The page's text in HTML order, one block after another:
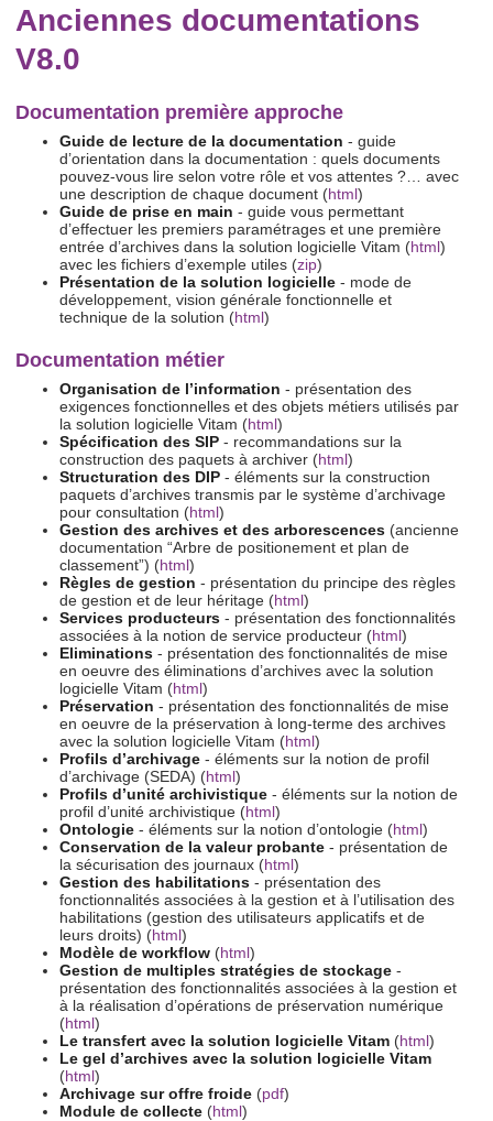
Anciennes documentations
V8.0
Documentation première approche
Guide de lecture de la documentation - guide
d’orientation dans la documentation : quels documents
pouvez-vous lire selon votre rôle et vos attentes ?… avec
une description de chaque document (html)
Guide de prise en main - guide vous permettant
d’effectuer les premiers paramétrages et une première
entrée d’archives dans la solution logicielle Vitam (html)
avec les fichiers d’exemple utiles (zip)
Présentation de la solution logicielle - mode de
développement, vision générale fonctionnelle et
technique de la solution (html)
Documentation métier
Organisation de l’information - présentation des
exigences fonctionnelles et des objets métiers utilisés par
la solution logicielle Vitam (html)
Spécification des SIP - recommandations sur la
construction des paquets à archiver (html)
Structuration des DIP - éléments sur la construction
paquets d’archives transmis par le système d’archivage
pour consultation (html)
Gestion des archives et des arborescences (ancienne
documentation “Arbre de positionement et plan de
classement”) (html)
Règles de gestion - présentation du principe des règles
de gestion et de leur héritage (html)
Services producteurs - présentation des fonctionnalités
associées à la notion de service producteur (html)
Eliminations - présentation des fonctionnalités de mise
en oeuvre des éliminations d’archives avec la solution
logicielle Vitam (html)
Préservation - présentation des fonctionnalités de mise
en oeuvre de la préservation à long-terme des archives
avec la solution logicielle Vitam (html)
Profils d’archivage - éléments sur la notion de profil
d’archivage (SEDA) (html)
Profils d’unité archivistique - éléments sur la notion de
profil d’unité archivistique (html)
Ontologie - éléments sur la notion d’ontologie (html)
Conservation de la valeur probante - présentation de
la sécurisation des journaux (html)
Gestion des habilitations - présentation des
fonctionnalités associées à la gestion et à l’utilisation des
habilitations (gestion des utilisateurs applicatifs et de
leurs droits) (html)
Modèle de workflow (html)
Gestion de multiples stratégies de stockage -
présentation des fonctionnalités associées à la gestion et
à la réalisation d’opérations de préservation numérique
(html)
Le transfert avec la solution logicielle Vitam (html)
Le gel d’archives avec la solution logicielle Vitam
(html)
Archivage sur offre froide (pdf)
Module de collecte (html)